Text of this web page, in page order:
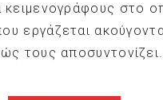
στο
εργάζεται
τους